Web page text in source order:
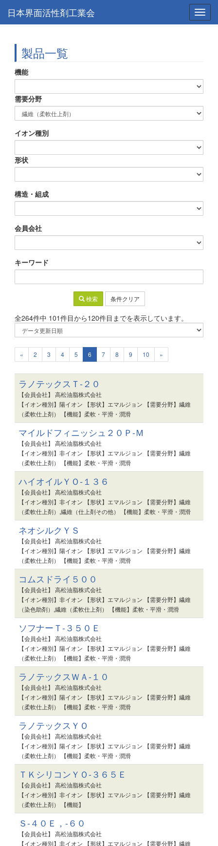
日本界面活性剤工業会
製品一覧
機能
需要分野
イオン種別
形状
構造・組成
会員会社
キーワード
検索 条件クリア
全264件中 101件目から120件目までを表示しています。
« 2 3 4 5 6 7 8 9 10 »
ラノテックスＴ-２０
【会員会社】 高松油脂株式会社
【イオン種別】陽イオン 【形状】エマルジョン 【需要分野】繊維
（柔軟仕上剤） 【機能】柔軟・平滑・潤滑
マイルドフィニッシュ２０Ｐ-Ｍ
【会員会社】 高松油脂株式会社
【イオン種別】非イオン 【形状】エマルジョン 【需要分野】繊維
（柔軟仕上剤） 【機能】柔軟・平滑・潤滑
ハイオイルＹＯ-１３６
【会員会社】 高松油脂株式会社
【イオン種別】非イオン 【形状】エマルジョン 【需要分野】繊維
（柔軟仕上剤）,繊維（仕上剤その他） 【機能】柔軟・平滑・潤滑
ネオシルクＹＳ
【会員会社】 高松油脂株式会社
【イオン種別】陽イオン 【形状】エマルジョン 【需要分野】繊維
（柔軟仕上剤） 【機能】柔軟・平滑・潤滑
コムスドライ５００
【会員会社】 高松油脂株式会社
【イオン種別】非イオン 【形状】エマルジョン 【需要分野】繊維
（染色助剤）,繊維（柔軟仕上剤） 【機能】柔軟・平滑・潤滑
ソフナーＴ-３５０Ｅ
【会員会社】 高松油脂株式会社
【イオン種別】陽イオン 【形状】エマルジョン 【需要分野】繊維
（柔軟仕上剤） 【機能】柔軟・平滑・潤滑
ラノテックスＷＡ-１０
【会員会社】 高松油脂株式会社
【イオン種別】陽イオン 【形状】エマルジョン 【需要分野】繊維
（柔軟仕上剤） 【機能】柔軟・平滑・潤滑
ラノテックスＹＯ
【会員会社】 高松油脂株式会社
【イオン種別】陽イオン 【形状】エマルジョン 【需要分野】繊維
（柔軟仕上剤） 【機能】柔軟・平滑・潤滑
ＴＫシリコンＹＯ-３６５Ｅ
【会員会社】 高松油脂株式会社
【イオン種別】非イオン 【形状】エマルジョン 【需要分野】繊維
（柔軟仕上剤） 【機能】
Ｓ-４０Ｅ，-６０
【会員会社】 高松油脂株式会社
【イオン種別】非イオン 【形状】エマルジョン 【需要分野】繊維